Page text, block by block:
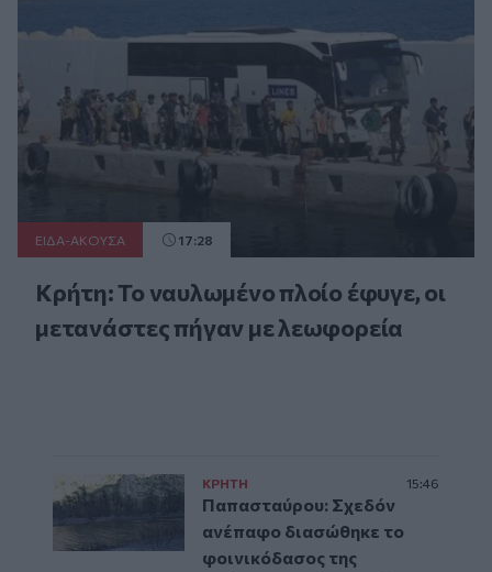
ΕΙΔΑ-ΑΚΟΥΣΑ 17:28
Κρήτη: Το ναυλωμένο πλοίο έφυγε, οι
μετανάστες πήγαν με λεωφορεία
ΚΡΗΤΗ 15:46
Παπασταύρου: Σχεδόν
ανέπαφο διασώθηκε το
φοινικόδασος της